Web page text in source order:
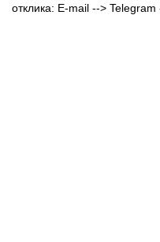
отклика: E-mail -->